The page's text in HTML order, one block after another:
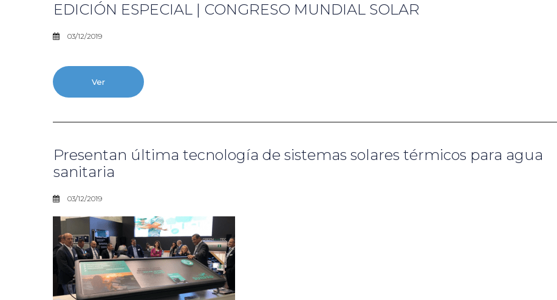
EDICIÓN ESPECIAL | CONGRESO MUNDIAL SOLAR
03/12/2019
Ver
Presentan última tecnología de sistemas solares térmicos para agua
sanitaria
03/12/2019